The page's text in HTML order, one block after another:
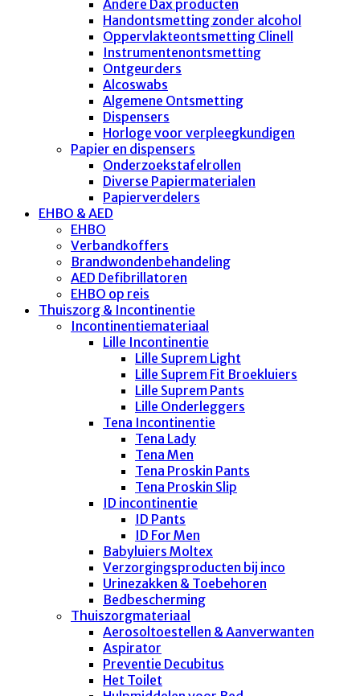
Andere Dax producten
Handontsmetting zonder alcohol
Oppervlakteontsmetting Clinell
Instrumentenontsmetting
Ontgeurders
Alcoswabs
Algemene Ontsmetting
Dispensers
Horloge voor verpleegkundigen
Papier en dispensers
Onderzoekstafelrollen
Diverse Papiermaterialen
Papierverdelers
EHBO & AED
EHBO
Verbandkoffers
Brandwondenbehandeling
AED Defibrillatoren
EHBO op reis
Thuiszorg & Incontinentie
Incontinentiemateriaal
Lille Incontinentie
Lille Suprem Light
Lille Suprem Fit Broekluiers
Lille Suprem Pants
Lille Onderleggers
Tena Incontinentie
Tena Lady
Tena Men
Tena Proskin Pants
Tena Proskin Slip
ID incontinentie
ID Pants
ID For Men
Babyluiers Moltex
Verzorgingsproducten bij inco
Urinezakken & Toebehoren
Bedbescherming
Thuiszorgmateriaal
Aerosoltoestellen & Aanverwanten
Aspirator
Preventie Decubitus
Het Toilet